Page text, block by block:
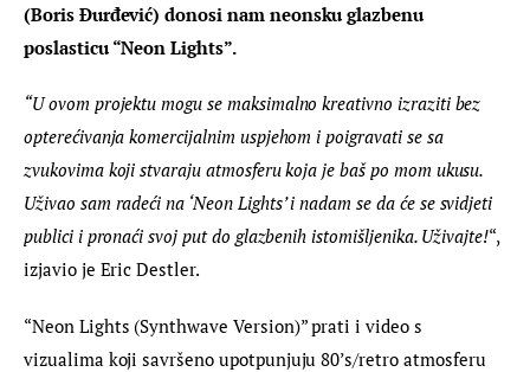
(Boris Đurđević) donosi nam neonsku glazbenu
poslasticu “Neon Lights”.
“U ovom projektu mogu se maksimalno kreativno izraziti bez
opterećivanja komercijalnim uspjehom i poigravati se sa
zvukovima koji stvaraju atmosferu koja je baš po mom ukusu.
Uživao sam radeći na ‘Neon Lights’ i nadam se da će se svidjeti
publici i pronaći svoj put do glazbenih istomišljenika. Uživajte!“,
izjavio je Eric Destler.
“Neon Lights (Synthwave Version)” prati i video s
vizualima koji savršeno upotpunjuju 80’s/retro atmosferu